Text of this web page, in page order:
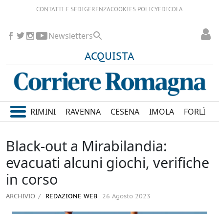
CONTATTI E SEDIGERENZACOOKIES POLICYEDICOLA
ACQUISTA
Newsletters
RIMINI RAVENNA CESENA IMOLA FORLÌ
Black-out a Mirabilandia:
evacuati alcuni giochi, verifiche
in corso
ARCHIVIO REDAZIONE WEB 26 Agosto 2023